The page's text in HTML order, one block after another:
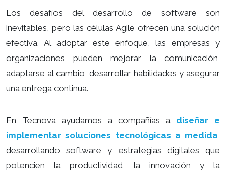
Los desafíos del desarrollo de software son
inevitables, pero las células Agile ofrecen una solución
efectiva. Al adoptar este enfoque, las empresas y
organizaciones pueden mejorar la comunicación,
adaptarse al cambio, desarrollar habilidades y asegurar
una entrega continua.
En Tecnova ayudamos a compañías a diseñar e
implementar soluciones tecnológicas a medida
desarrollando software y estrategias digitales que
potencien la productividad, la innovación y la